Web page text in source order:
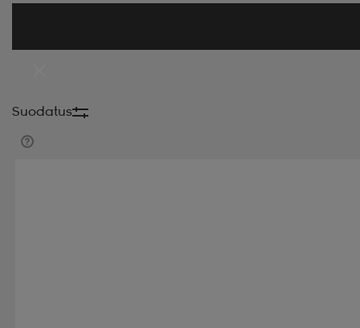
Suodatus